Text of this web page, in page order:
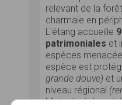
relevant de la
charmaie en
L'étang accueille
patrimoniales et
espèces
espèce est
grande douve) et
niveau régional
Mais c'est du